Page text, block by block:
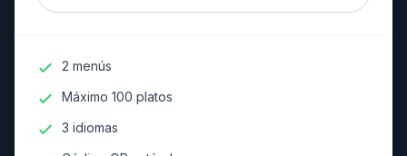
2 menús
Máximo 100 platos
3 idiomas